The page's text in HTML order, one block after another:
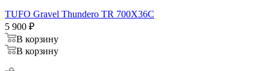
TUFO Gravel Thundero TR 700X36C
5 900 ₽
В корзину
В корзину